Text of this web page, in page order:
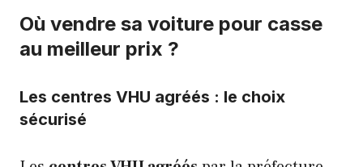
Où vendre sa voiture pour casse
au meilleur prix ?
Les centres VHU agréés : le choix
sécurisé